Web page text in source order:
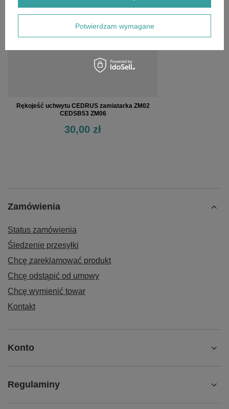
Rękojeść uchwytu CEDRUS zamiatarka ZM02
CEDSB53 ZM06
30,00 zł
Zamówienia
Status zamówienia
Śledzenie przesyłki
Chcę zareklamować produkt
Chcę odstąpić od umowy
Chcę wymienić towar
Kontakt
Konto
Regulaminy
Potwierdzam wymagane